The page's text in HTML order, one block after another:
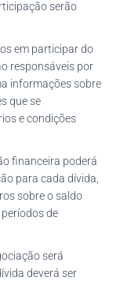
serão
em participar do
responsáveis por
informações sobre
que se
e condições
financeira poderá
para cada dívida,
sobre o saldo
de
será
deverá ser